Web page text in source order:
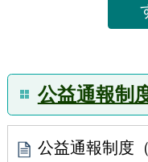
公益通報制
公益通報制度